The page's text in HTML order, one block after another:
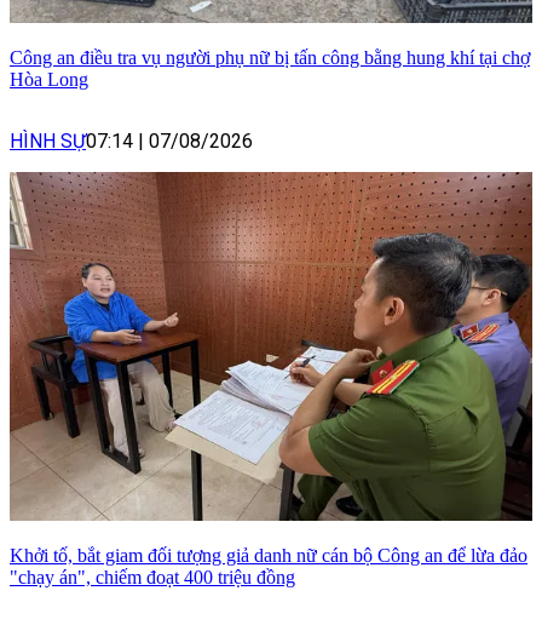
Công an điều tra vụ người phụ nữ bị tấn công bằng hung khí tại chợ
Hòa Long
HÌNH SỰ07:14 07/08/2026
Khởi tố, bắt giam đối tượng giả danh nữ cán bộ Công an để lừa đảo
"chạy án", chiếm đoạt 400 triệu đồng